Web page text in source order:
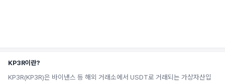
KP3R이란?
KP3R(KP3R)은 바이낸스 등 해외 거래소에서 USDT로 거래되는 가상자산입